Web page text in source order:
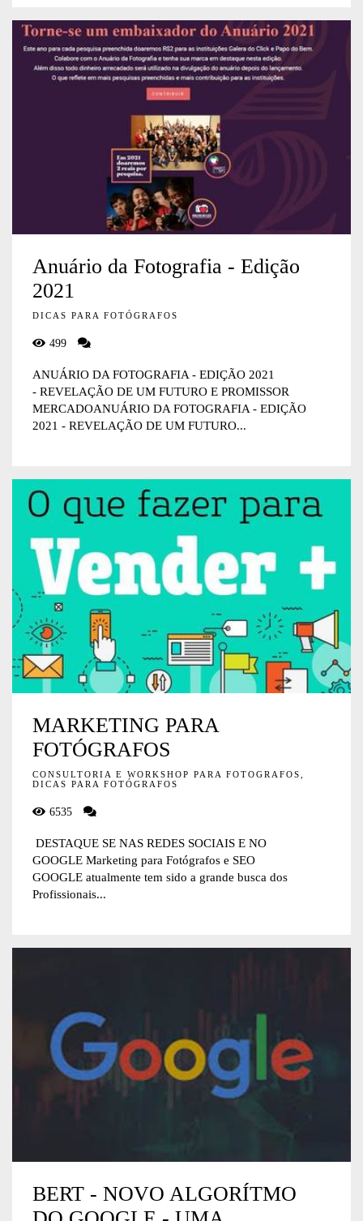
Anuário da Fotografia - Edição
2021
DICAS PARA FOTÓGRAFOS
499
ANUÁRIO DA FOTOGRAFIA - EDIÇÃO 2021
- REVELAÇÃO DE UM FUTURO E PROMISSOR
MERCADOANUÁRIO DA FOTOGRAFIA - EDIÇÃO
2021 - REVELAÇÃO DE UM FUTURO...
MARKETING PARA
FOTÓGRAFOS
CONSULTORIA E WORKSHOP PARA FOTOGRAFOS,
DICAS PARA FOTÓGRAFOS
6535
DESTAQUE SE NAS REDES SOCIAIS E NO
GOOGLE Marketing para Fotógrafos e SEO
GOOGLE atualmente tem sido a grande busca dos
Profissionais...
BERT - NOVO ALGORÍTMO